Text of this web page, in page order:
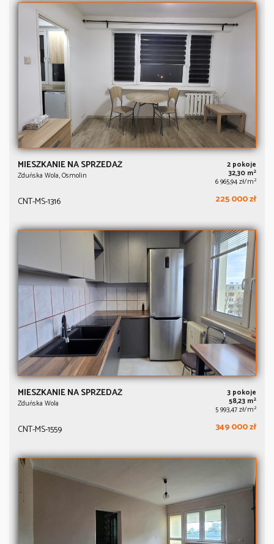
MIESZKANIE NA SPRZEDAŻ
Zduńska Wola, Osmolin
2 pokoje
32,30 m2
6 965,94 zł/m2
CNT-MS-1316 225 000 zł
MIESZKANIE NA SPRZEDAŻ
Zduńska Wola
3 pokoje
58,23 m2
5 993,47 zł/m2
CNT-MS-1559 349 000 zł